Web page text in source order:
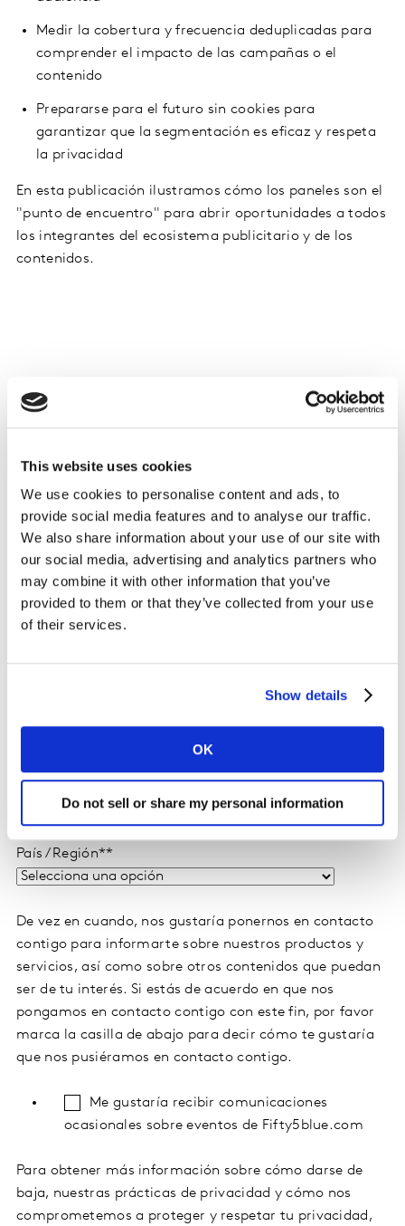
This website uses cookies
We use cookies to personalise content and ads, to
provide social media features and to analyse our traffic.
We also share information about your use of our site with
our social media, advertising and analytics partners who
may combine it with other information that you’ve
provided to them or that they’ve collected from your use
of their services.
Show details
OK
Do not sell or share my personal information
Medir la cobertura y frecuencia deduplicadas para
comprender el impacto de las campañas o el
contenido
Prepararse para el futuro sin cookies para
garantizar que la segmentación es eficaz y respeta
la privacidad
En esta publicación ilustramos cómo los paneles son el
"punto de encuentro" para abrir oportunidades a todos
los integrantes del ecosistema publicitario y de los
contenidos.
Descarga el informe
Apellido *
Correo*
Tipo de empresa (por favor elige la más relevante)*
País / Región**
De vez en cuando, nos gustaría ponernos en contacto
contigo para informarte sobre nuestros productos y
servicios, así como sobre otros contenidos que puedan
ser de tu interés. Si estás de acuerdo en que nos
pongamos en contacto contigo con este fin, por favor
marca la casilla de abajo para decir cómo te gustaría
que nos pusiéramos en contacto contigo.
Me gustaría recibir comunicaciones
ocasionales sobre eventos de Fifty5blue.com
Para obtener más información sobre cómo darse de
baja, nuestras prácticas de privacidad y cómo nos
comprometemos a proteger y respetar tu privacidad,